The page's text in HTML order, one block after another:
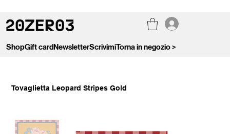
ShopGift cardNewsletterScrivimiTorna in negozio >
Tovaglietta Leopard Stripes Gold